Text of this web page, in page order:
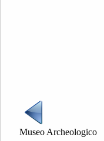
Museo Archeologico